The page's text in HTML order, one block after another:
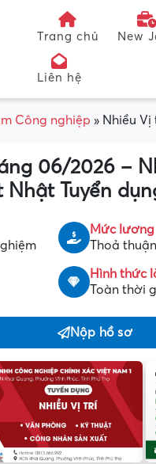
Trang chủ New
Liên hệ
Công nghiệp » Nhiều
06/2026 –
Nhật Tuyển
Mức lương
Thoả thuận
Hình thức
Toàn thời
Nộp hồ sơ